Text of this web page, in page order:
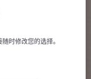
时修改您的选择。